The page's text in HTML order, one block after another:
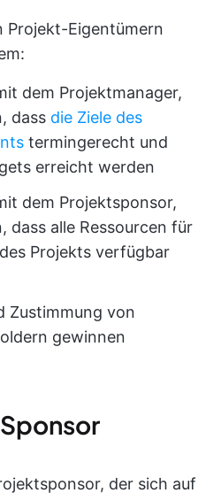
Projekt-Eigentümern
dem Projektmanager,
dass die Ziele des
termingerecht und
erreicht werden
dem Projektsponsor,
dass alle Ressourcen für
Projekts verfügbar
Zustimmung von
gewinnen
der sich auf